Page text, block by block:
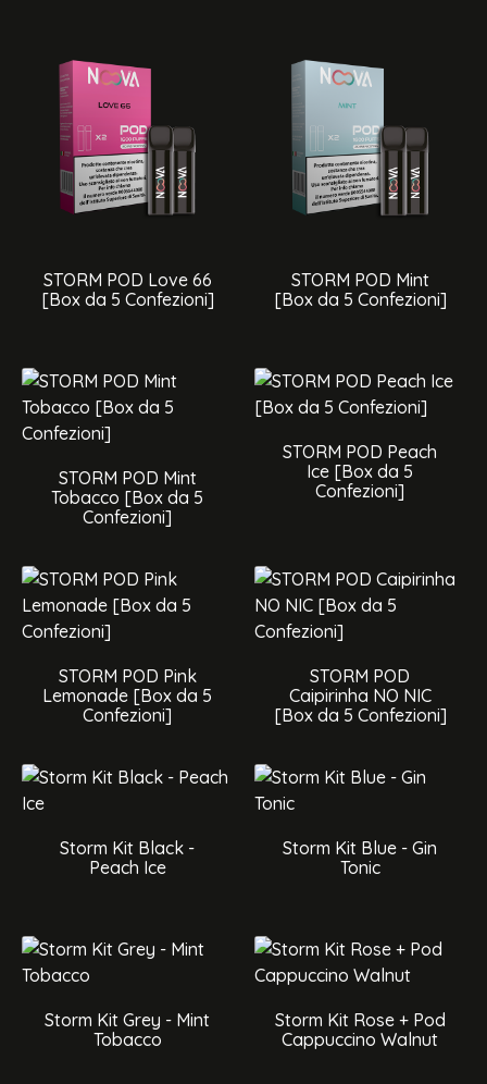
STORM POD Love 66
[Box da 5 Confezioni]
STORM POD Mint
[Box da 5 Confezioni]
STORM POD Mint
Tobacco [Box da 5
Confezioni]
STORM POD Peach
Ice [Box da 5
Confezioni]
STORM POD Pink
Lemonade [Box da 5
Confezioni]
STORM POD
Caipirinha NO NIC
[Box da 5 Confezioni]
Storm Kit Black -
Peach Ice
Storm Kit Blue - Gin
Tonic
Storm Kit Grey - Mint
Tobacco
Storm Kit Rose + Pod
Cappuccino Walnut